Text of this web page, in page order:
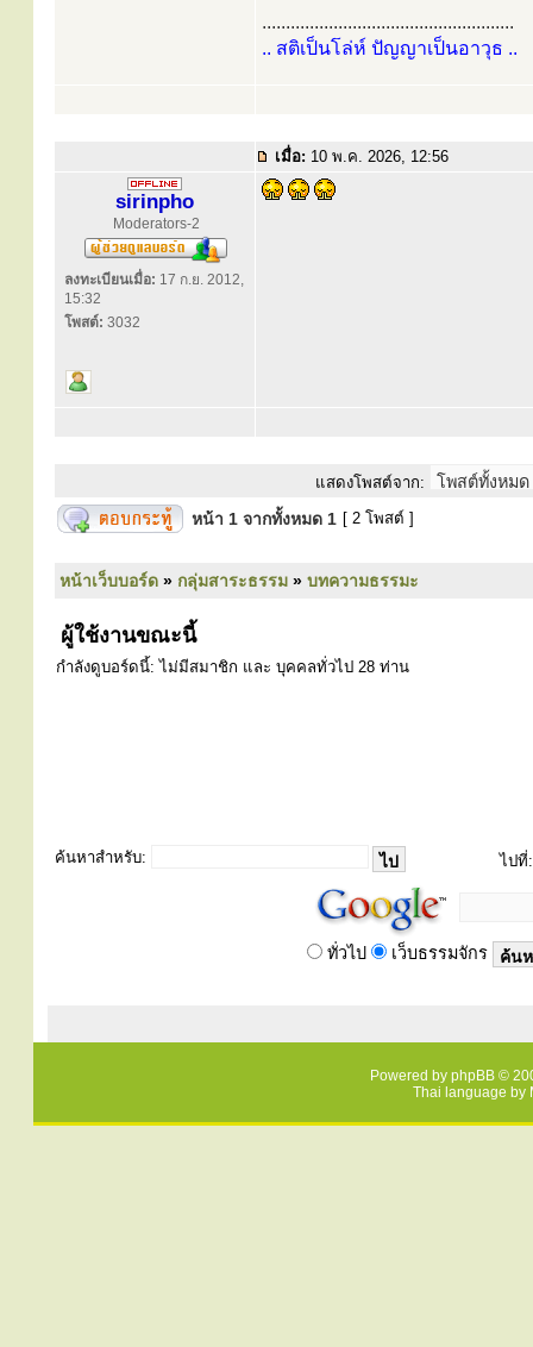
.....................................................
.. สติเป็นโล่ห์ ปัญญาเป็นอาวุธ ..
เมื่อ: 10 พ.ค. 2026, 12:56
sirinpho
Moderators-2
ลงทะเบียนเมื่อ: 17 ก.ย. 2012,
15:32
โพสต์: 3032
แสดงโพสต์จาก:
หน้า 1 จากทั้งหมด 1 [ 2 โพสต์ ]
หน้าเว็บบอร์ด » กลุ่มสาระธรรม » บทความธรรมะ
ผู้ใช้งานขณะนี้
กำลังดูบอร์ดนี้: ไม่มีสมาชิก และ บุคคลทั่วไป 28 ท่าน
ค้นหาสำหรับ: ไปที่:
ทั่วไป เว็บธรรมจักร
Powered by phpBB ©
Thai language by